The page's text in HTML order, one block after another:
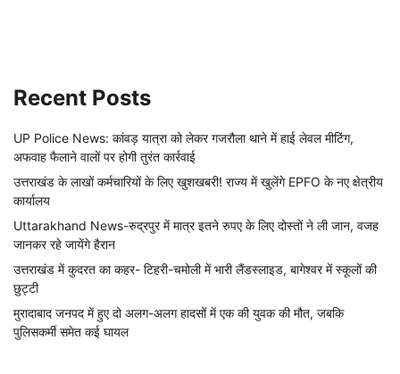
Recent Posts
UP Police News: कांवड़ यात्रा को लेकर गजरौला थाने में हाई लेवल मीटिंग,
अफवाह फैलाने वालों पर होगी तुरंत कार्रवाई
उत्तराखंड के लाखों कर्मचारियों के लिए खुशखबरी! राज्य में खुलेंगे EPFO के नए क्षेत्रीय
कार्यालय
Uttarakhand News-रुद्रपुर में मात्र इतने रुपए के लिए दोस्तों ने ली जान, वजह
जानकर रहे जायेंगे हैरान
उत्तराखंड में कुदरत का कहर- टिहरी-चमोली में भारी लैंडस्लाइड, बागेश्वर में स्कूलों की
छुट्टी
मुरादाबाद जनपद में हुए दो अलग-अलग हादसों में एक की युवक की मौत, जबकि
पुलिसकर्मी समेत कई घायल